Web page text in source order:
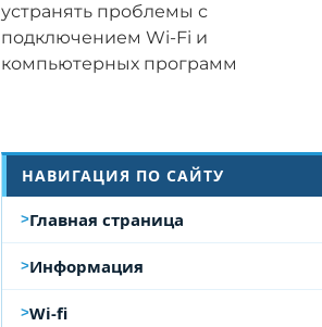
устранять проблемы с
подключением Wi-Fi и
компьютерных программ
НАВИГАЦИЯ ПО САЙТУ
Главная страница
Информация
Wi-fi